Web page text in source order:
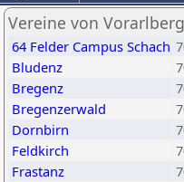
Vereine von Vorarlberg
64 Felder Campus Schach
Bludenz
Bregenz
Bregenzerwald
Dornbirn
Feldkirch
Frastanz